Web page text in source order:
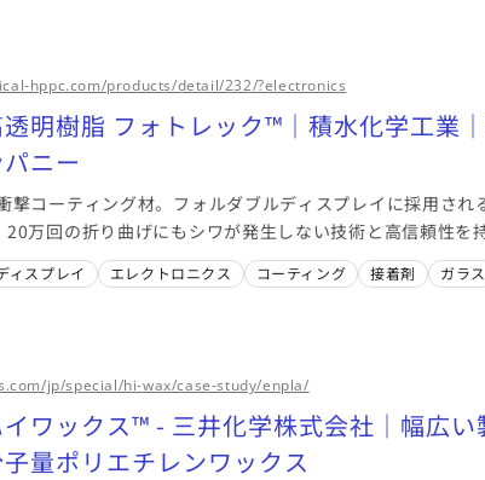
hppc.com/products/detail/232/?electronics
明樹脂 フォトレック™｜積水化学工業
ニー
撃コーティング材。フォルダブルディスプレイに採用され
万回の折り曲げにもシワが発生しない技術と高信頼性を
ィスプレイ エレクトロニクス コーティング 接着剤 ガラス
jp/special/hi-wax/case-study/enpla/
ワックス™ - 三井化学株式会社｜幅広い
量ポリエチレンワックス